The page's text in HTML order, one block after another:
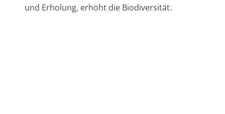
und Erholung, erhöht die Biodiversität.